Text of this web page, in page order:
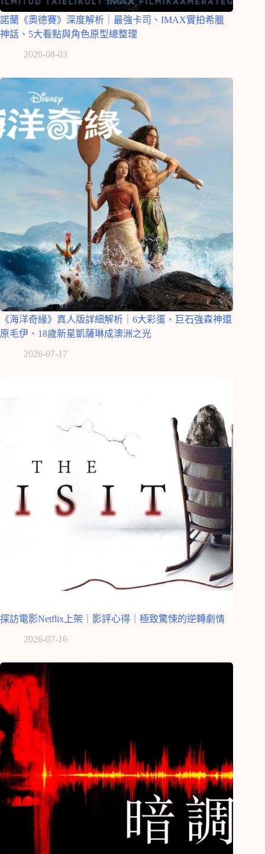
諾蘭《奧德賽》深度解析｜最強卡司、IMAX實拍希臘
神話、5大看點與角色原型總整理
2026-08-03
《海洋奇緣》真人版詳細解析｜6大彩蛋、巨石強森神還
原毛伊、18歲新星凱薩琳成澳洲之光
2026-07-17
探訪電影Netflix上架｜影評心得｜極致驚悚的逆轉劇情
2026-07-16